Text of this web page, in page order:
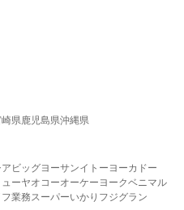
県鹿児島県沖縄県
ビッグヨーサンイトーヨーカドー
ーヤオコーオーケー ヨークベニマル
業務スーパーいかり フジグラン